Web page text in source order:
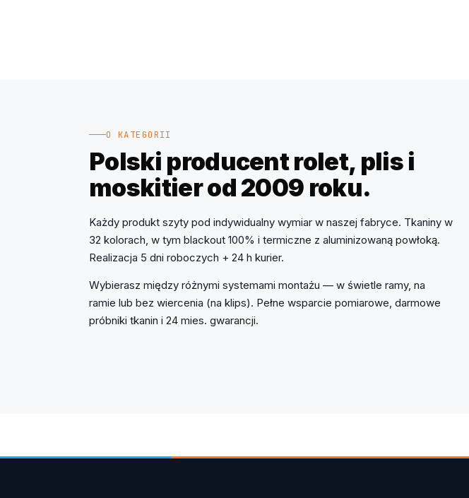
O KATEGORII
Polski producent rolet, plis i
moskitier od 2009 roku.
Każdy produkt szyty pod indywidualny wymiar w naszej fabryce. Tkaniny w
32 kolorach, w tym blackout 100% i termiczne z aluminizowaną powłoką.
Realizacja 5 dni roboczych + 24 h kurier.
Wybierasz między różnymi systemami montażu — w świetle ramy, na
ramie lub bez wiercenia (na klips). Pełne wsparcie pomiarowe, darmowe
próbniki tkanin i 24 mies. gwarancji.